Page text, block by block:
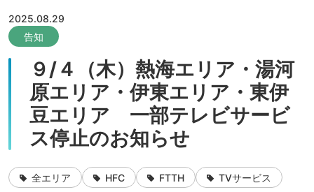
2025.08.29
告知
９/４（木）熱海エリア・湯河
原エリア・伊東エリア・東伊
豆エリア 一部テレビサービ
ス停止のお知らせ
全エリア HFC FTTH TVサービス